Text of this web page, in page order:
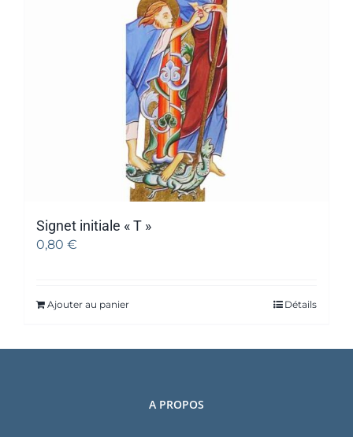
Signet initiale « T »
0,80 €
Ajouter au panier Détails
A PROPOS